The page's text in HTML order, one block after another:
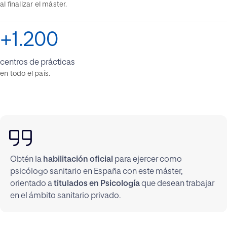
al finalizar el máster.
+1.200
centros de prácticas
en todo el país.
Obtén la habilitación oficial para ejercer como
psicólogo sanitario en España con este máster,
orientado atitulados en Psicologíaque desean trabajar
en el ámbito sanitario privado.